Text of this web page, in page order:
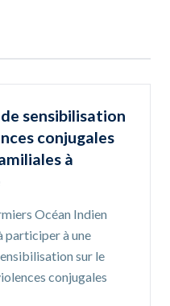
sensibilisation
conjugales
à
Océan Indien
participer à une
sur le
conjugales